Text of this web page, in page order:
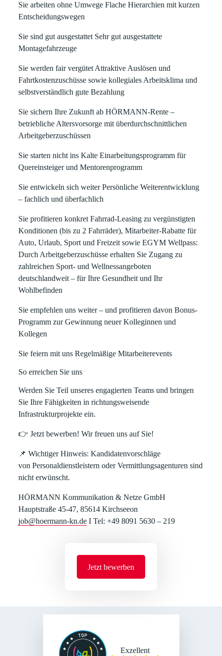
Sie arbeiten ohne Umwege Flache Hierarchien mit kurzen
Entscheidungswegen
Sie sind gut ausgestattet Sehr gut ausgestattete
Montagefahrzeuge
Sie werden fair vergütet Attraktive Auslösen und
Fahrtkostenzuschüsse sowie kollegiales Arbeitsklima und
selbstverständlich gute Bezahlung
Sie sichern Ihre Zukunft ab HÖRMANN-Rente –
betriebliche Altersvorsorge mit überdurchschnittlichen
Arbeitgeberzuschüssen
Sie starten nicht ins Kalte Einarbeitungsprogramm für
Quereinsteiger und Mentorenprogramm
Sie entwickeln sich weiterPersönliche Weiterentwicklung
– fachlich und überfachlich
Sie profitieren konkret Fahrrad-Leasing zu vergünstigten
Konditionen (bis zu 2 Fahrräder), Mitarbeiter-Rabatte für
Auto, Urlaub, Sport und Freizeit sowie EGYM Wellpass:
Durch Arbeitgeberzuschüsse erhalten Sie Zugang zu
zahlreichen Sport- und Wellnessangeboten
deutschlandweit – für Ihre Gesundheit und Ihr
Wohlbefinden
Sie empfehlen uns weiter – und profitieren davon Bonus-
Programm zur Gewinnung neuer Kolleginnen und
Kollegen
Sie feiern mit uns Regelmäßige Mitarbeiterevents
So erreichen Sie uns
Werden Sie Teil unseres engagierten Teams und bringen
Sie Ihre Fähigkeiten in richtungsweisende
Infrastrukturprojekte ein.
👉 Jetzt bewerben! Wir freuen uns auf Sie!
📌 Wichtiger Hinweis: Kandidatenvorschläge
vonPersonaldienstleistern oder Vermittlungsagenturen sind
nicht erwünscht.
HÖRMANN Kommunikation & Netze GmbH
Hauptstraße 45-47, 85614 Kirchseeon
job@hoermann-kn.de I Tel: +49 8091 5630 – 219
Jetzt bewerben
Exzellent